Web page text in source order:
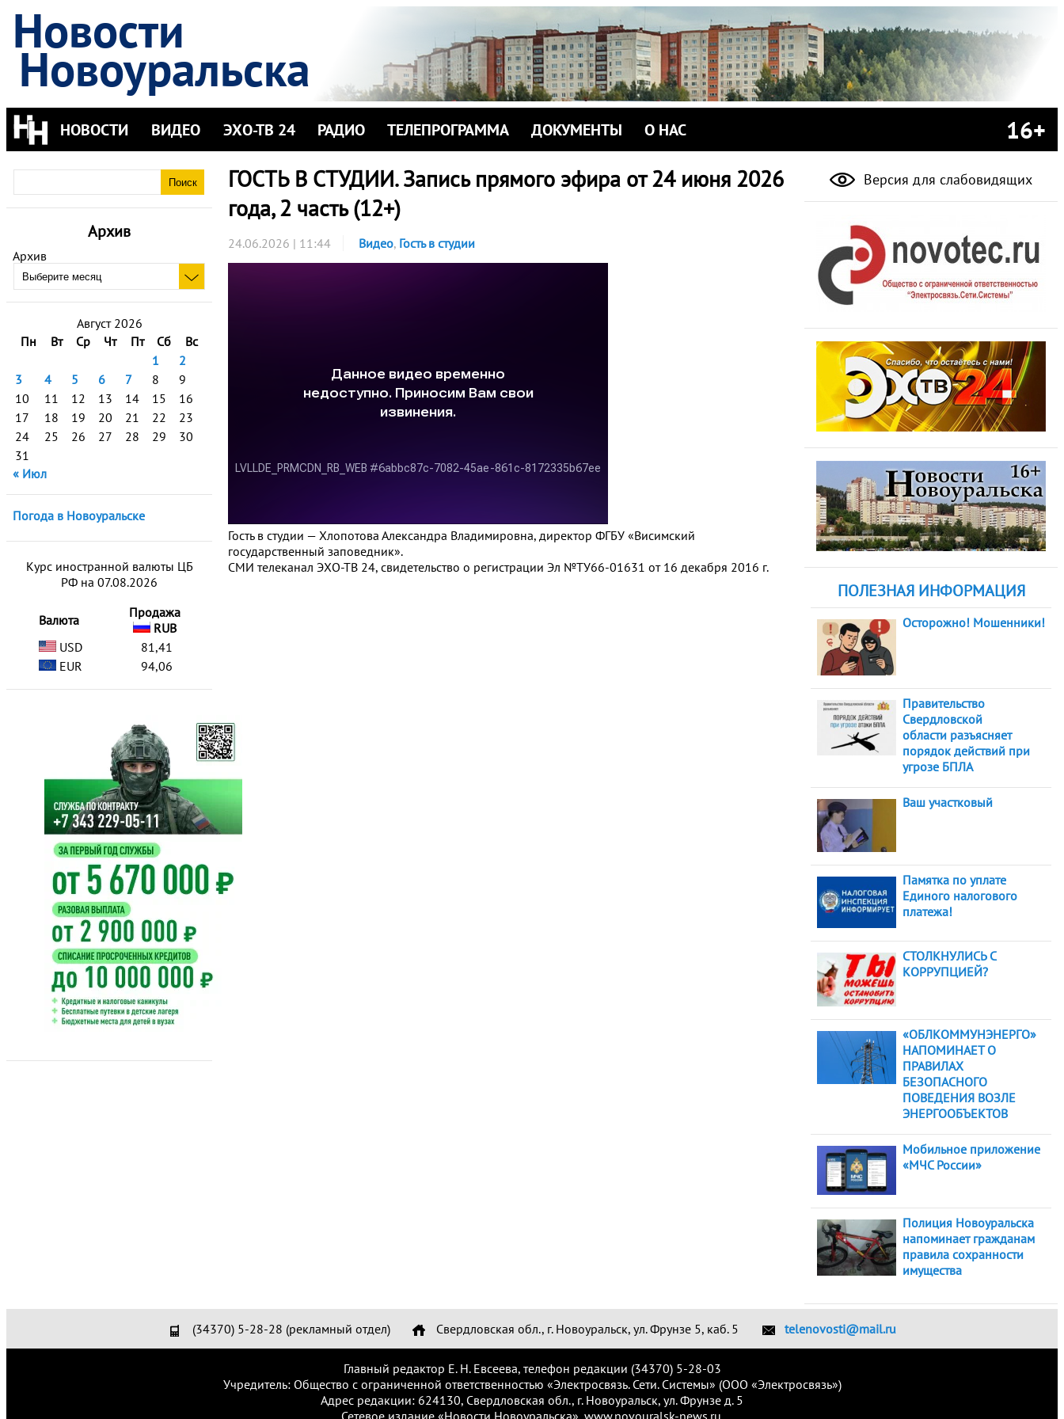
Новости
Новоуральска
НОВОСТИ ВИДЕО ЭХО-ТВ 24 РАДИО ТЕЛЕПРОГРАММА ДОКУМЕНТЫ О НАС 16+
Архив
Архив
Август 2026
Пн
Вт Ср Чт Пт Сб
Вс
1
2
3
4 5 6 7 8
9
10
11 12 13 14 15
16
17
18 19 20 21 22
23
24
25 26 27 28 29
30
31
« Июл
Погода в Новоуральске
Курс иностранной валюты ЦБ
РФ на 07.08.2026
Валюта
Продажа
RUB
USD
81,41
EUR
94,06
ГОСТЬ В СТУДИИ. Запись прямого эфира от 24 июня 2026
года, 2 часть (12+)
24.06.2026 | 11:44 Видео, Гость в студии
Гость в студии — Хлопотова Александра Владимировна, директор ФГБУ «Висимский
государственный заповедник».
СМИ телеканал ЭХО-ТВ 24, свидетельство о регистрации Эл №ТУ66-01631 от 16 декабря 2016 г.
Версия для слабовидящих
ПОЛЕЗНАЯ ИНФОРМАЦИЯ
Осторожно! Мошенники!
Правительство
Свердловской
области разъясняет
порядок действий при
угрозе БПЛА
Ваш участковый
Памятка по уплате
Единого налогового
платежа!
СТОЛКНУЛИСЬ С
КОРРУПЦИЕЙ?
«ОБЛКОММУНЭНЕРГО»
НАПОМИНАЕТ О
ПРАВИЛАХ
БЕЗОПАСНОГО
ПОВЕДЕНИЯ ВОЗЛЕ
ЭНЕРГООБЪЕКТОВ
Мобильное приложение
«МЧС России»
Полиция Новоуральска
напоминает гражданам
правила сохранности
имущества
(34370) 5-28-28 (рекламный отдел) Свердловская обл., г. Новоуральск, ул. Фрунзе 5, каб. 5 telenovosti@mail.ru
Главный редактор Е. Н. Евсеева, телефон редакции (34370) 5-28-03
Учредитель: Общество с ограниченной ответственностью «Электросвязь. Сети. Системы» (ООО «Электросвязь»)
Адрес редакции: 624130, Свердловская обл., г. Новоуральск, ул. Фрунзе д. 5